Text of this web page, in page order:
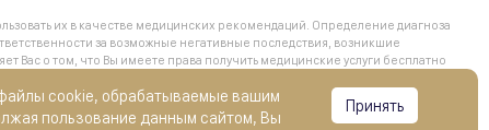
их в качестве медицинских рекомендаций. Определение диагноза
за возможные негативные последствия, возникшие
о том, что Вы имеете права получить медицинские услуги бесплатно
оказания гражданам медицинской помощи, обратившись
cookie, обрабатываемые вашим
пользование данным сайтом, Вы
Принять